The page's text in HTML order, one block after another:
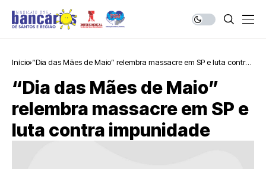
Início “Dia das Mães de Maio” relembra massacre em SP e luta contra
“Dia das Mães de Maio”
relembra massacre em SP e
luta contra impunidade